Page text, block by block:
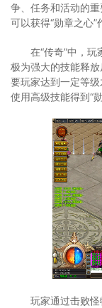
争、任务和活动的
可以获得“勋章之心”
在“传奇”中，
极为强大的技能释
要玩家达到一定等
使用高级技能得到“勋
玩家通过击败